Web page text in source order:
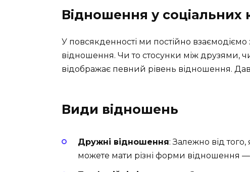
Відношення у соціальних
У повсякденності ми постійно
відношення. Чи то стосунки між друзями,
відображає певний рівень відношення.
Види відношень
Дружні відношення: Залежно від
можете мати різні форми відношення —